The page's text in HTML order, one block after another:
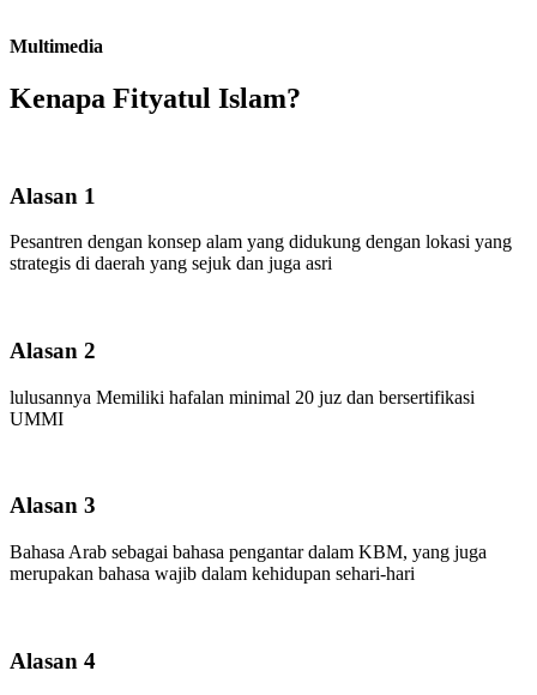
Multimedia
Kenapa Fityatul Islam?
Alasan 1
Pesantren dengan konsep alam yang didukung dengan lokasi yang
strategis di daerah yang sejuk dan juga asri
Alasan 2
lulusannya Memiliki hafalan minimal 20 juz dan bersertifikasi
UMMI
Alasan 3
Bahasa Arab sebagai bahasa pengantar dalam KBM, yang juga
merupakan bahasa wajib dalam kehidupan sehari-hari
Alasan 4